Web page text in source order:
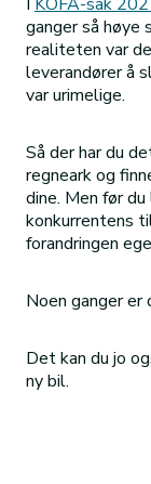
ganger så høye
realiteten var
leverandører å
var urimelige.
Så der har du
regneark og
dine. Men før
konkurrentens
forandringen
Noen ganger
Det kan du jo
ny bil.